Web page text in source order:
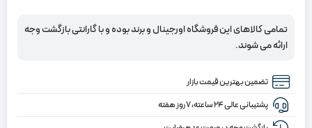
بود.
ناهار
خوری
مدل
کاج
تمامی کالاهای این فروشگاه اورجینال و برند بوده و با گارانتی بازگشت وجه
ارائه می شوند.
تضمین بهترین قیمت بازار
پشتیبانی عالی ۲۴ ساعته، ۷ روز هفته